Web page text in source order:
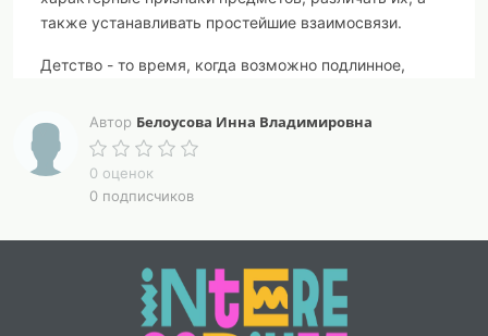
также устанавливать простейшие взаимосвязи.
Детство - то время, когда возможно подлинное,
культуры. Культура русского народа способствует
глубокому воздействию на мир ребёнка, обладает
нравственной, эстетической, познавательной
ценностью, воплощает в себе исторический опыт
материальной культуры.
Именно поэтому мною огромное внимание уделяется
приобщению детей к истокам родного края:
старинным праздникам, традициям, фольклору,
Автор Белоусова Инна Владимировна
0 оценок
0 подписчиков